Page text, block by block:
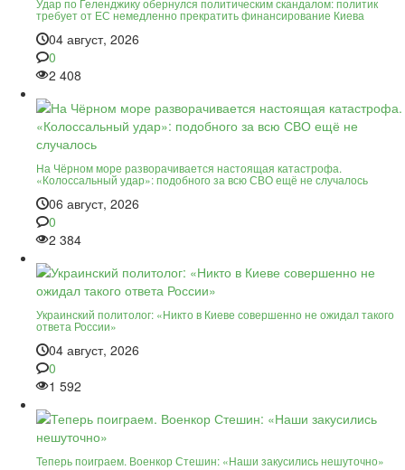
Удар по Геленджику обернулся политическим скандалом: политик
требует от ЕС немедленно прекратить финансирование Киева
04 август, 2026
0
2 408
На Чёрном море разворачивается настоящая катастрофа.
«Колоссальный удар»: подобного за всю СВО ещё не случалось
06 август, 2026
0
2 384
Украинский политолог: «Никто в Киеве совершенно не ожидал такого
ответа России»
04 август, 2026
0
1 592
Теперь поиграем. Военкор Стешин: «Наши закусились нешуточно»